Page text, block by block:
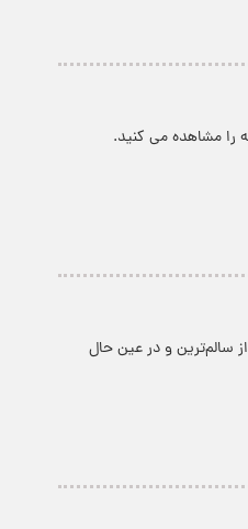
را مشاهده می کنید.
سالم‌ترین و در عین حال